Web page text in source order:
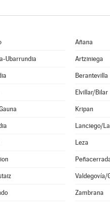
Añana
Ubarrundia Artziniega
Berantevilla
Elvillar/Bilar
Kripan
Lanciego/
Leza
Valdegovía/
Zambrana